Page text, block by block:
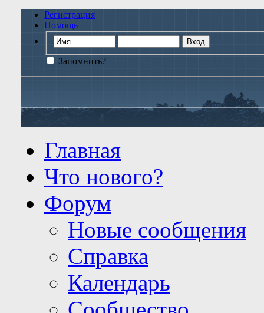
Регистрация
Помощь
Запомнить?
Главная
Что нового?
Форум
Новые сообщения
Справка
Календарь